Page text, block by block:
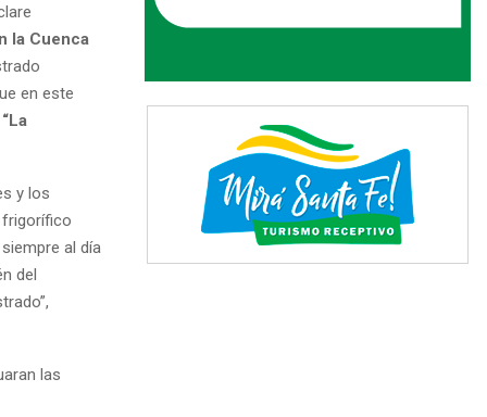
la Cuenca
en este
“La
y los
frigorífico
al día
del
las